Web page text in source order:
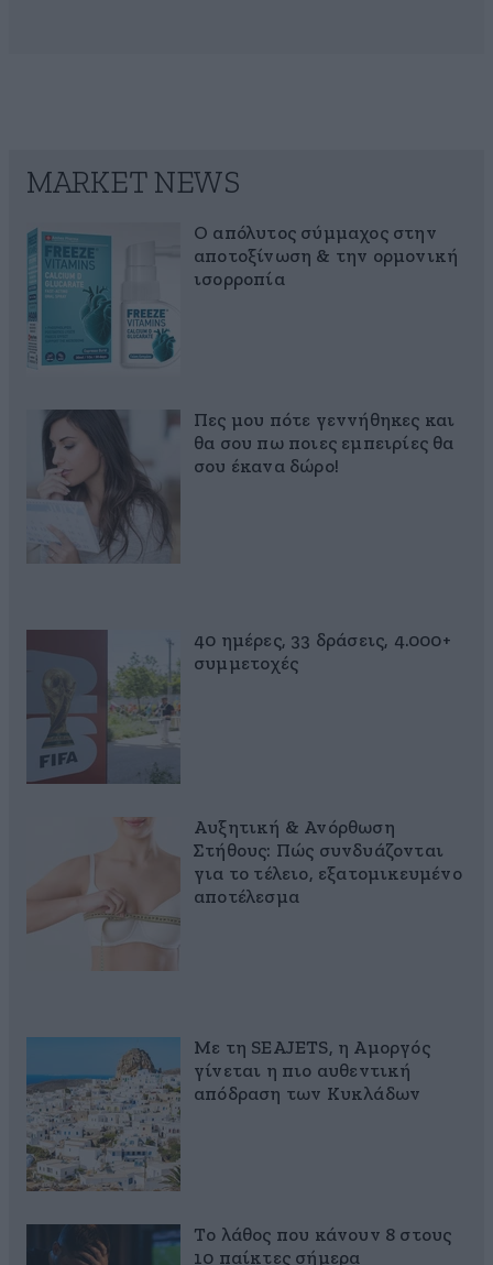
MARKET NEWS
Ο απόλυτος σύμμαχος στην
αποτοξίνωση & την ορμονική
ισορροπία
Πες μου πότε γεννήθηκες και
θα σου πω ποιες εμπειρίες θα
σου έκανα δώρο!
40 ημέρες, 33 δράσεις, 4.000+
συμμετοχές
Αυξητική & Ανόρθωση
Στήθους: Πώς συνδυάζονται
για το τέλειο, εξατομικευμένο
αποτέλεσμα
Με τη SEAJETS, η Αμοργός
γίνεται η πιο αυθεντική
απόδραση των Κυκλάδων
Το λάθος που κάνουν 8 στους
10 παίκτες σήμερα